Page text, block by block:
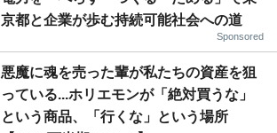
京都と企業が歩む持続可能社会への道
Sponsored
悪魔に魂を売った輩が私たちの資産を狙
っている...ホリエモンが「絶対買うな」
という商品、「行くな」という場所